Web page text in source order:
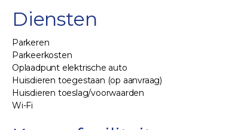
Diensten
Parkeren
Parkeerkosten
Oplaadpunt elektrische auto
Huisdieren toegestaan (op aanvraag)
Huisdieren toeslag/voorwaarden
Wi-Fi